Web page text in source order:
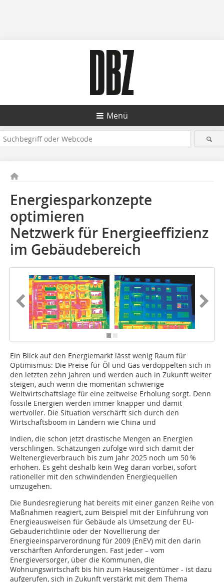
Menü
Energiesparkonzepte
optimieren
Netzwerk für Energieeffizienz
im Gebäudebereich
Ein Blick auf den Energiemarkt lässt wenig Raum für
Optimismus: Die Preise für Öl und Gas verdoppelten sich in
den letzten zehn Jahren und werden auch in Zukunft weiter
steigen, auch wenn die momentan schwierige
Weltwirtschaftslage für eine zeitweise Erholung sorgt. Denn
fossile Energien werden immer knapper und damit
wertvoller. Die Situation verschärft sich durch den
Wirtschaftsboom in Ländern wie China und
Indien, die schon jetzt drastische Mengen an Energien
verschlingen. Schätzungen zufolge wird sich damit der
Weltenergieverbrauch bis zum Jahr 2025 noch um 50 %
erhöhen. Es geht deshalb kein Weg daran vorbei, sofort
rationeller mit den schwindenden Energiequellen
umzugehen.
Die Bundesregierung hat bereits mit einer ganzen Reihe von
Maßnahmen reagiert, zum Beispiel mit der Einführung von
Energieausweisen für Gebäude als Umsetzung der EU-
Gebäuderichtlinie oder der Novellierung der
Energieeinsparverordnung für 2009 (EnEV) mit den darin
verschärften Anforderungen. Fast jeder – vom
Energieversorger, über die Kommunen, die
Wohnungswirtschaft bis hin zum Hauseigentümer - ist dazu
aufgerufen, sich in Zukunft verstärkt mit dem Thema